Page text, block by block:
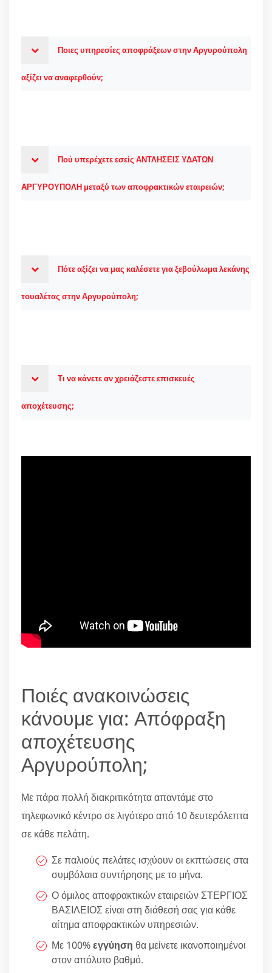
Ποιες υπηρεσίες αποφράξεων στην Αργυρούπολη
αξίζει να αναφερθούν;
Πού υπερέχετε εσείς ΑΝΤΛΗΣΕΙΣ ΥΔΑΤΩΝ
ΑΡΓΥΡΟΥΠΟΛΗ μεταξύ των αποφρακτικών εταιρειών;
Πότε αξίζει να μας καλέσετε για ξεβούλωμα λεκάνης
τουαλέτας στην Αργυρούπολη;
Τι να κάνετε αν χρειάζεστε επισκευές
αποχέτευσης;
Ποιές ανακοινώσεις
κάνουμε για: Απόφραξη
αποχέτευσης
Αργυρούπολη;
Με πάρα πολλή διακριτικότητα απαντάμε στο
τηλεφωνικό κέντρο σε λιγότερο από 10 δευτερόλεπτα
σε κάθε πελάτη.
Σε παλιούς πελάτες ισχύουν οι εκπτώσεις στα
συμβόλαια συντήρησης με το μήνα.
Ο όμιλος αποφρακτικών εταιρειών ΣΤΕΡΓΙΟΣ
ΒΑΣΙΛΕΙΟΣ είναι στη διάθεσή σας για κάθε
αίτημα αποφρακτικών υπηρεσιών.
Με 100%εγγύηση θα μείνετε ικανοποιημένοι
στον απόλυτο βαθμό.